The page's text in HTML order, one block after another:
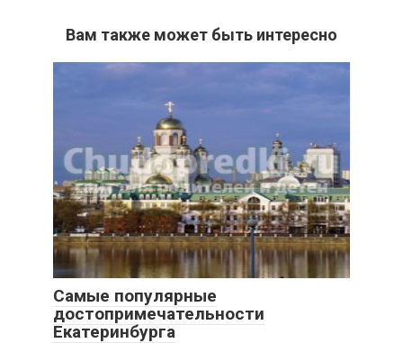
Вам также может быть интересно
Самые популярные
достопримечательности
Екатеринбурга